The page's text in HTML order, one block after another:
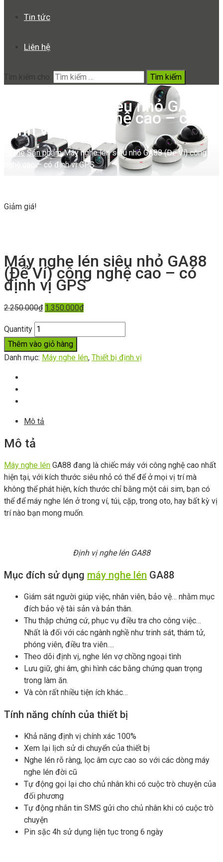
Tin tức
Liên hệ
Tìm kiếm cho:
Máy nghe lén siêu nhỏ GA88
(Để Ví) công nghệ cao – có
định vị GPS
Home Sản phẩm Máy nghe lén siêu nhỏ GA88 (Để Ví) công
nghệ cao – có định vị GPS
Giảm giá!
Máy nghe lén siêu nhỏ GA88
(Để Ví) công nghệ cao – có
định vị GPS
2.250.000₫ 1.350.000₫
Quantity
Thêm vào giỏ hàng
Danh mục: Máy nghe lén, Thiết bị định vị
Mô tả
Mô tả
Máy nghe lén GA88 đang là chiếc máy với công nghệ cao nhất
hiện tại, với kích thước siêu nhỏ có thể để ở mọi vị trí mà
không thể phát hiện, kích thước chỉ bằng một cái sim, bạn có
thể để máy nghe lén ở trong ví, túi, cặp, trong oto, hay bất kỳ vị
trí nào bạn mong muốn.
Định vị nghe lén GA88
Mục đích sử dụng máy nghe lén GA88
Giám sát người giúp việc, nhân viên, bảo vệ… nhằm mục
đích bảo vệ tài sản và bản thân.
Thu thập chứng cứ, phục vụ điều tra cho công việc…
Nhất là đối với các ngành nghề như trinh sát, thám tử,
phóng viên, điều tra viên….
Theo dõi định vị, nghe lén vợ chồng ngoại tình
Lưu giữ, ghi âm, ghi hình các bằng chứng quan trọng
trong làm ăn.
Và còn rất nhiều tiện ích khác…
Tính năng chính của thiết bị
Khả năng định vị chính xác 100%
Xem lại lịch sử di chuyển của thiết bị
Nghe lén rõ ràng, lọc âm cực cao so với các dòng máy
nghe lén đời cũ
Tự động gọi lại cho chủ nhân khi có cuộc trò chuyện của
đối phương
Tự động nhắn tin SMS gửi cho chủ nhân khi có cuộc trò
chuyện
Pin sặc 4h sử dụng liện tục trong 6 ngày